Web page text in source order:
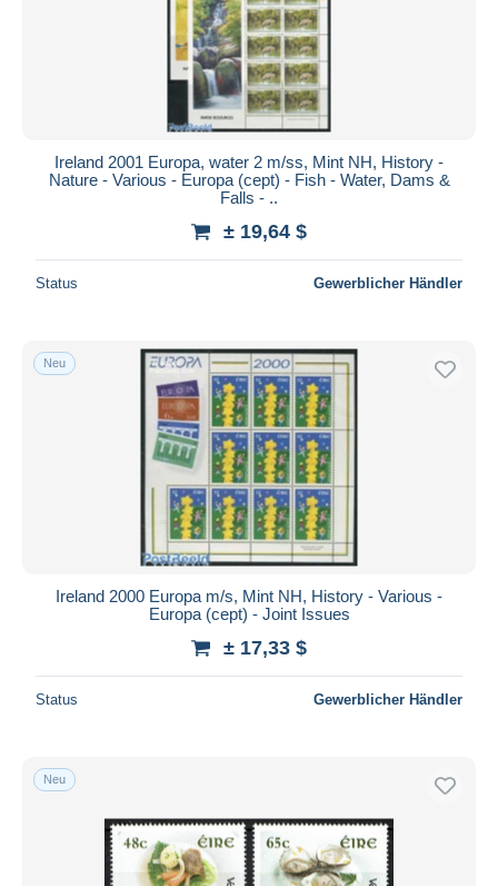
Ireland 2001 Europa, water 2 m/ss, Mint NH, History -
Nature - Various - Europa (cept) - Fish - Water, Dams &
Falls - ..
± 19,64 $
Status Gewerblicher Händler
Neu
Ireland 2000 Europa m/s, Mint NH, History - Various -
Europa (cept) - Joint Issues
± 17,33 $
Status Gewerblicher Händler
Neu